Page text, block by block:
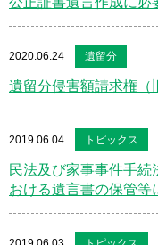
2020.06.24 遺留分
遺留分侵害額請求権（
2019.06.04 トピックス
民法及び家事事件手
おける遺言書の保管等